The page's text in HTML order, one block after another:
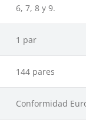
6, 7, 8 y 9.
1 par
144 pares
Conformidad